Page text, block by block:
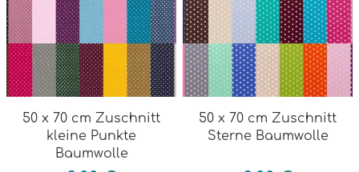
50 x 70 cm Zuschnitt
kleine Punkte
Baumwolle
50 x 70 cm Zuschnitt
Sterne Baumwolle